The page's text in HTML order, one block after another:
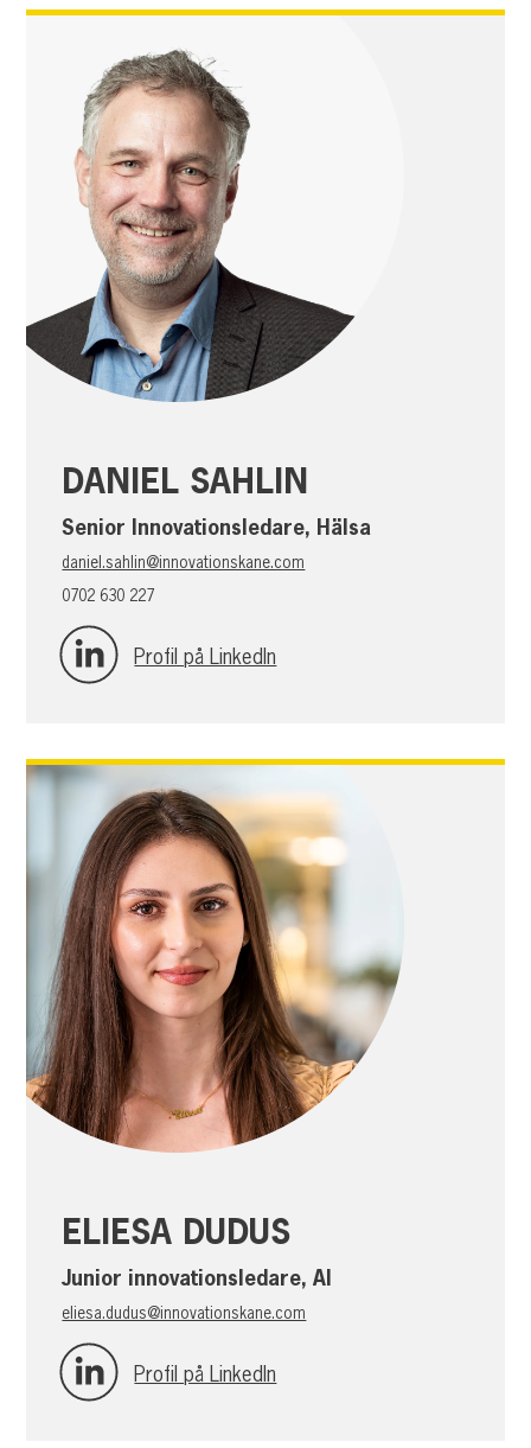
DANIEL SAHLIN
Senior Innovationsledare, Hälsa
daniel.sahlin@innovationskane.com
0702 630 227
Profil på LinkedIn
ELIESA DUDUS
Junior innovationsledare, AI
eliesa.dudus@innovationskane.com
Profil på LinkedIn